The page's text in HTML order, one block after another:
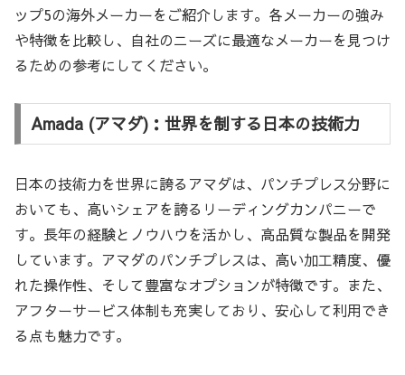
ップ5の海外メーカーをご紹介します。各メーカーの強み
や特徴を比較し、自社のニーズに最適なメーカーを見つけ
るための参考にしてください。
Amada (アマダ)：世界を制する日本の技術力
日本の技術力を世界に誇るアマダは、パンチプレス分野に
おいても、高いシェアを誇るリーディングカンパニーで
す。長年の経験とノウハウを活かし、高品質な製品を開発
しています。アマダのパンチプレスは、高い加工精度、優
れた操作性、そして豊富なオプションが特徴です。また、
アフターサービス体制も充実しており、安心して利用でき
る点も魅力です。